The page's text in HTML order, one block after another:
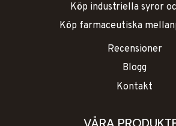
Köp industriella syror
Köp farmaceutiska
Recensioner
Blogg
Kontakt